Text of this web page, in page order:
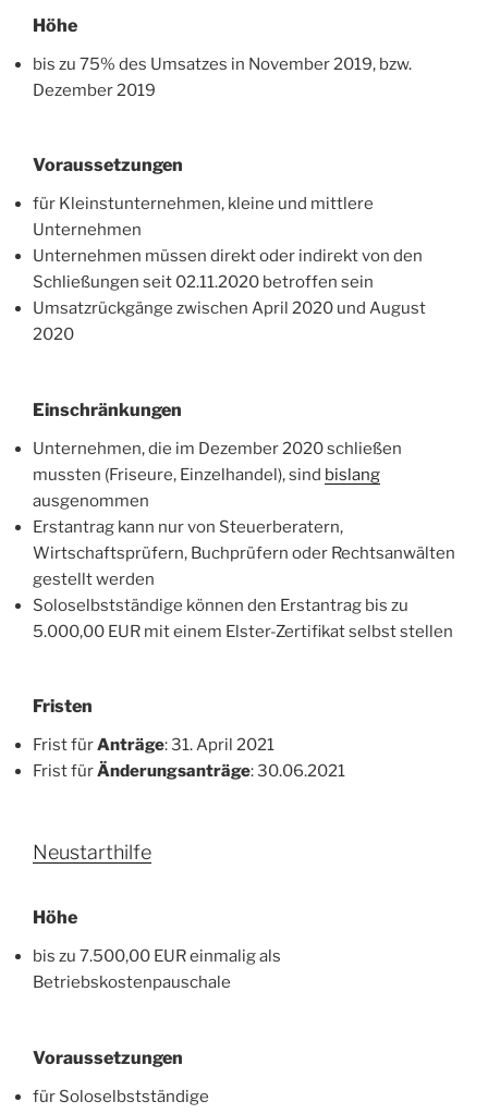
Höhe
bis zu 75% des Umsatzes in November 2019, bzw.
Dezember 2019
Voraussetzungen
für Kleinstunternehmen, kleine und mittlere
Unternehmen
Unternehmen müssen direkt oder indirekt von den
Schließungen seit 02.11.2020 betroffen sein
Umsatzrückgänge zwischen April 2020 und August
2020
Einschränkungen
Unternehmen, die im Dezember 2020 schließen
mussten (Friseure, Einzelhandel), sind bislang
ausgenommen
Erstantrag kann nur von Steuerberatern,
Wirtschaftsprüfern, Buchprüfern oder Rechtsanwälten
gestellt werden
Soloselbstständige können den Erstantrag bis zu
5.000,00 EUR mit einem Elster-Zertifikat selbst stellen
Fristen
Frist fürAnträge: 31. April 2021
Frist fürÄnderungsanträge: 30.06.2021
Neustarthilfe
Höhe
bis zu 7.500,00 EUR einmalig als
Betriebskostenpauschale
Voraussetzungen
für Soloselbstständige